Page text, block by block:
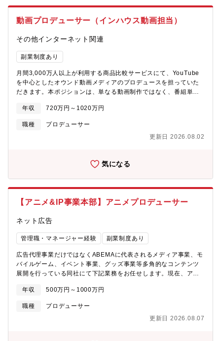
ュースは、アニメ制作にとどまらず、完成後のビジネス展開まで
ベント化といったアニメの二次利用に注力しており、また国内の
ます。
動画プロデューサー（インハウス動画担当）
その他インターネット関連
副業制度あり
月間3,000万人以上が利用する商品比較サービスにて、YouTube
を中心としたオウンド動画メディアのプロデュースを担っていた
だきます。本ポジションは、単なる動画制作ではなく、番組単位
ーの役割です。現在、YouTubeは拡大フェーズにあり、オーガニ
ック動画は月4～8本から、将来的には最大16本まで拡大予定で
す。制作は制作会社とも連携をして進めており、プロデューサー
として企画・KPI設計・品質・成果の責任を担いながら、番組の成
の面白さと事業貢献の両立が求められます。【具体的な業務内
ンネル登録者数・再生数・売上／ROI）および改善■制作会社・タ
括・グロース戦略設計■データ分析に基づく企画・構成の改善■制
UUのメディア発YouTubeというスケール■1本50～100万円の制
作費をかけたコンテンツ制作■最大1,000万円規模のタイアップ案
件に携われる■番組単位でのグロース責任（登録者数・売上）を持
てる■制作実務ではなく、プロデュースに集中できる環境オウンド
メディアとして長期的に資産となるコンテンツづくり
年収 720万円～1020万円
職種
プロデューサー
更新日 2026.08.02
気になる
【アニメ&IP事業本部】アニメプロデューサー
ネット広告
管理職・マネージャー経験 副業制度あり
広告代理事業だけではなくABEMAに代表されるメディア事業、モ
バイルゲーム、イベント事業、グッズ事業等多角的なコンテンツ
展開を行っている同社にて下記業務をお任せします。現在、アニ
配属先（予定）：サイバーエージェント アニメ&IP事業本部 アニ
メ局 企画制作G〇アニメ&IP事業本部とは？IPビジネスの拡大を目
指し、アニメ作品を中心とした企画プロデュースを行っていま
す。オリジナルアニメ開発やコミック原作のアニメ化をはじめ、
年収 500万円～1000万円
職種
プロデューサー
更新日 2026.08.07